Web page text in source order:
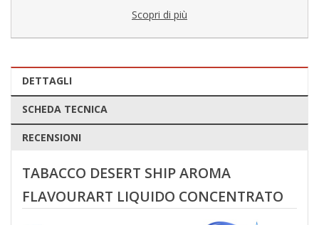
Scopri di più
DETTAGLI
SCHEDA TECNICA
RECENSIONI
TABACCO DESERT SHIP AROMA
FLAVOURART LIQUIDO CONCENTRATO